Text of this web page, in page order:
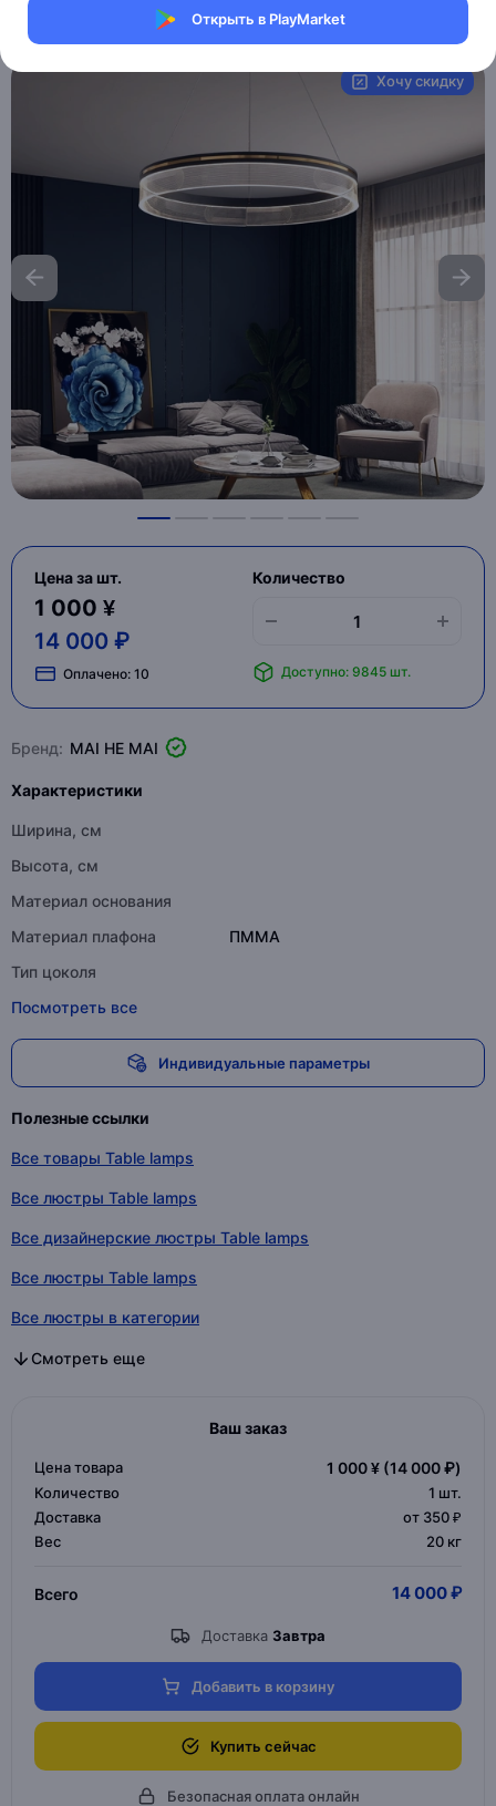
Открыть в PlayMarket
MXM5919012904
Хочу скидку
Цена за шт.
1 000 ¥
14 000 ₽
Оплачено: 10
Количество
Доступно: 9845 шт.
Бренд: MAI HE MAI
Характеристики
Ширина, см
Высота, см
Материал основания
Материал плафона
ПММА
Тип цоколя
Посмотреть все
Индивидуальные параметры
Полезные ссылки
Все товары Table lamps
Все люстры Table lamps
Все дизайнерские люстры Table lamps
Все люстры Table lamps
Все люстры в категории
Все дизайнерские люстры в категории
Все люстры в категории
Смотреть еще
Ваш заказ
Цена товара 1 000 ¥ (14 000 ₽)
Количество 1 шт.
Доставка
от 350 ₽
Вес
20 кг
Всего 14 000 ₽
Доставка Завтра
Добавить в корзину
Купить сейчас
Безопасная оплата онлайн